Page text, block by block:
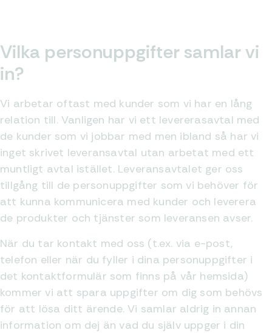
Vilka personuppgifter samlar vi
in?
Vi arbetar oftast med kunder som vi har en lång
relation till. Vanligen har vi ett levererasavtal med
de kunder som vi jobbar med men ibland så har vi
inget skrivet leveransavtal utan arbetat med ett
muntligt avtal istället. Leveransavtalet ger oss
tillgång till de personuppgifter som vi behöver för
att kunna kommunicera med kunder och leverera
de produkter och tjänster som leveransen avser.
När du tar kontakt med oss (t.ex. via e-post,
telefon eller när du fyller i dina personuppgifter i
det kontaktformulär som finns på vår hemsida)
kommer vi att spara uppgifter om dig som behövs
för att lösa ditt ärende. Vi samlar aldrig in annan
information om dej än vad du själv uppger i din